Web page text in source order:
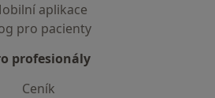
aplikace
pro pacienty
profesionály
Ceník